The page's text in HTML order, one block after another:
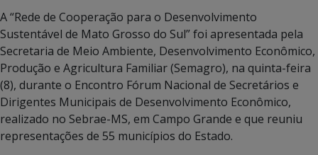
A “Rede de Cooperação para o Desenvolvimento
Sustentável de Mato Grosso do Sul” foi apresentada pela
Secretaria de Meio Ambiente, Desenvolvimento Econômico,
Produção e Agricultura Familiar (Semagro), na quinta-feira
(8), durante o Encontro Fórum Nacional de Secretários e
Dirigentes Municipais de Desenvolvimento Econômico,
realizado no Sebrae-MS, em Campo Grande e que reuniu
representações de 55 municípios do Estado.